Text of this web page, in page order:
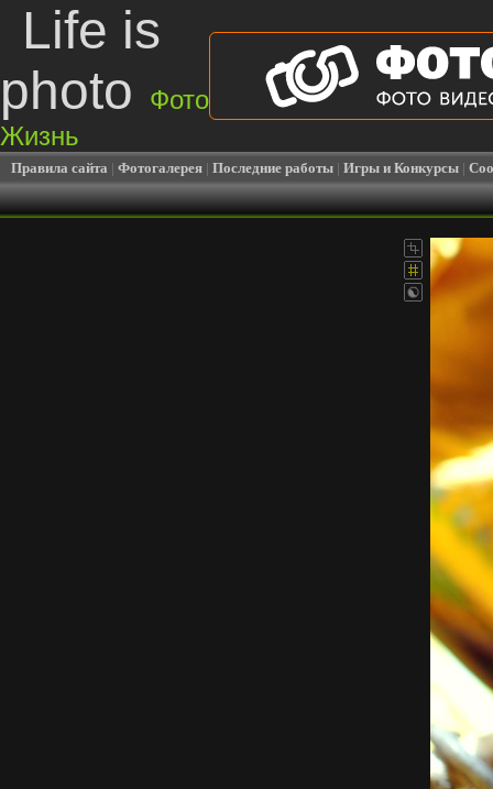
Life is
photo
Фото
Жизнь
Правила сайта | Фотогалерея | Последние работы | Игры и Конкурсы |